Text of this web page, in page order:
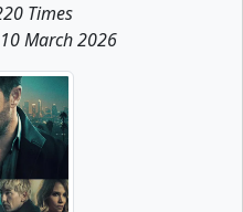
Times
March 2026